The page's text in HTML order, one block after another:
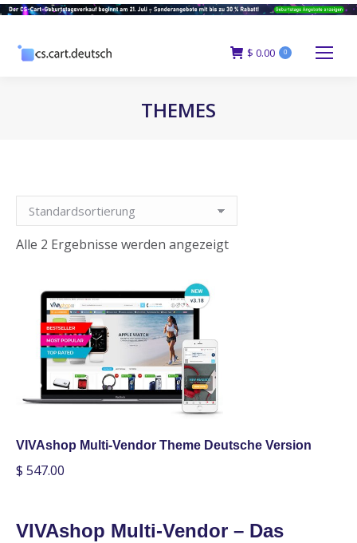
$ 0.00 0
THEMES
Alle 2 Ergebnisse werden angezeigt
VIVAshop Multi-Vendor Theme Deutsche Version
$ 547.00
VIVAshop Multi-Vendor – Das